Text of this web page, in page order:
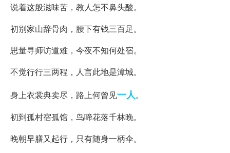
说着这般滋味苦，教人怎不鼻头酸。
初别家山辞骨肉，腰下有钱三百足。
思量寻师访道难，今夜不知何处宿。
不觉行行三两程，人言此地是漳城。
身上衣裳典卖尽，路上何曾见一人。
初到孤村宿孤馆，鸟啼花落千林晚。
晚朝早膳又起行，只有随身一柄伞。